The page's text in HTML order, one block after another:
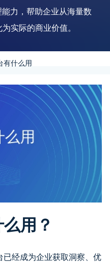
力，帮助企业从海量数
实际的商业价值。
有什么用
用？
经成为企业获取洞察、优